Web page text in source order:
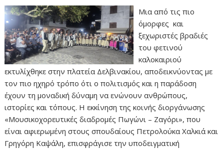
Μια από τις πιο
όμορφες και
ξεχωριστές βραδιές
του φετινού
καλοκαιριού
εκτυλίχθηκε στην πλατεία Δελβινακίου, αποδεικνύοντας με
τον πιο ηχηρό τρόπο ότι ο πολιτισμός και η παράδοση
έχουν τη μοναδική δύναμη να ενώνουν ανθρώπους,
ιστορίες και τόπους. Η εκκίνηση της κοινής διοργάνωσης
«Μουσικοχορευτικές διαδρομές Πωγώνι – Ζαγόρι», που
είναι αφιερωμένη στους σπουδαίους Πετρολούκα Χαλκιά και
Γρηγόρη Καψάλη, επισφράγισε την υποδειγματική